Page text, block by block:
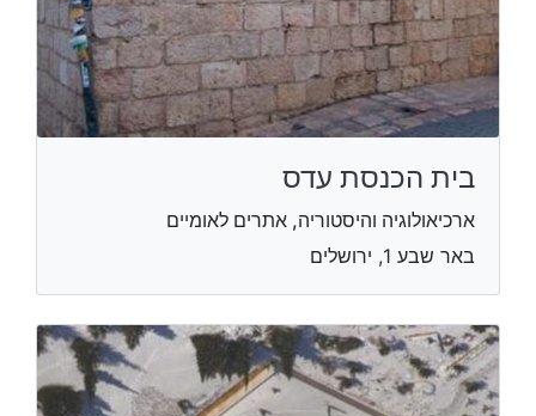
בית הכנסת עדס
ארכיאולוגיה והיסטוריה, אתרים לאומיים
באר שבע 1, ירושלים